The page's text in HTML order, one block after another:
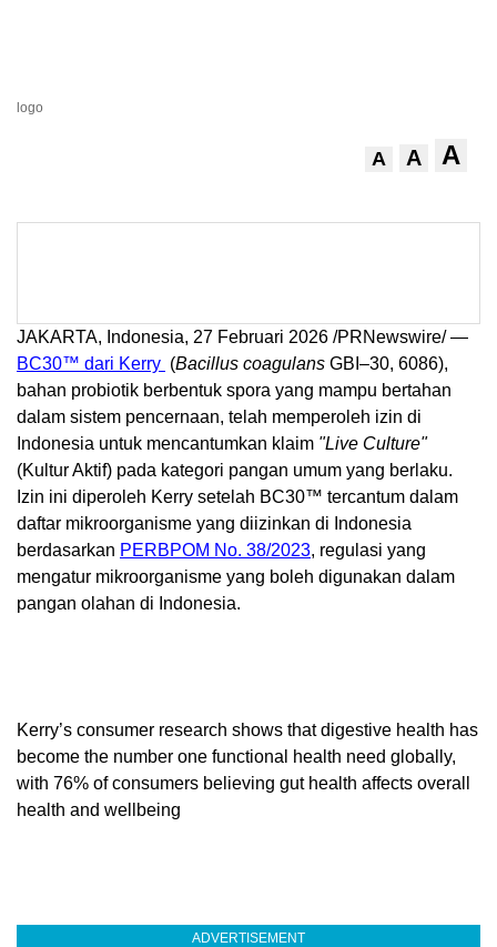
logo
A A A
JAKARTA, Indonesia, 27 Februari 2026 /PRNewswire/ —
BC30™ dari Kerry (Bacillus coagulans GBI–30, 6086),
bahan probiotik berbentuk spora yang mampu bertahan
dalam sistem pencernaan, telah memperoleh izin di
Indonesia untuk mencantumkan klaim "Live Culture"
(Kultur Aktif) pada kategori pangan umum yang berlaku.
Izin ini diperoleh Kerry setelah BC30™ tercantum dalam
daftar mikroorganisme yang diizinkan di Indonesia
berdasarkan PERBPOM No. 38/2023, regulasi yang
mengatur mikroorganisme yang boleh digunakan dalam
pangan olahan di Indonesia.
Kerry’s consumer research shows that digestive health has
become the number one functional health need globally,
with 76% of consumers believing gut health affects overall
health and wellbeing
ADVERTISEMENT